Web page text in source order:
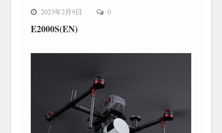
2023年2月9日 0
E2000S(EN)